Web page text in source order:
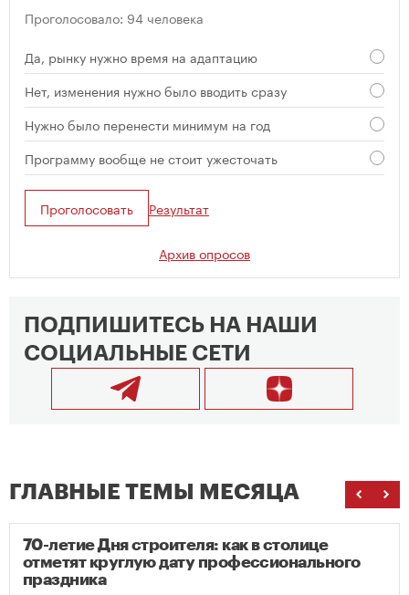
Проголосовало: 94 человека
Да, рынку нужно время на адаптацию
Нет, изменения нужно было вводить сразу
Нужно было перенести минимум на год
Программу вообще не стоит ужесточать
Проголосовать Результат
Архив опросов
ПОДПИШИТЕСЬ НА НАШИ
СОЦИАЛЬНЫЕ СЕТИ
ГЛАВНЫЕ ТЕМЫ МЕСЯЦА
70-летие Дня строителя: как в столице
отметят круглую дату профессионального
праздника